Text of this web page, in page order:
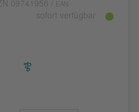
09741956
EAN
sofort verfügbar